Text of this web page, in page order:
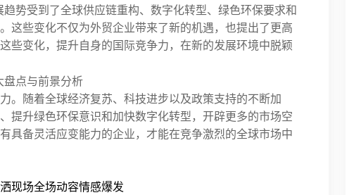
势受到了全球供应链重构、数字化转型、绿色环保要求和
这些变化不仅为外贸企业带来了新的机遇，也提出了更高
些变化，提升自身的国际竞争力，在新的发展环境中脱颖
。随着全球经济复苏、科技进步以及政策支持的不断加
提升绿色环保意识和加快数字化转型，开辟更多的市场空
具备灵活应变能力的企业，才能在竞争激烈的全球市场中
现场全场动容情感爆发